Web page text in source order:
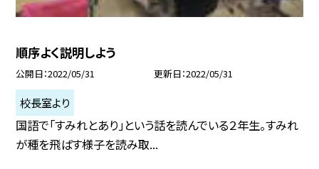
順序よく説明しよう
公開日 2022/05/31 更新日 2022/05/31
校長室より
国語で「すみれとあり」という話を読んでいる２年生。すみれ
が種を飛ばす様子を読み取...